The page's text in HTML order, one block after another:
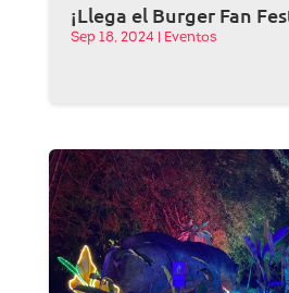
¡Llega el Burger Fan
Sep 18, 2024 Eventos